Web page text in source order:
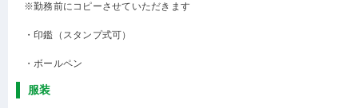
※勤務前にコピーさせていただきます
・印鑑（スタンプ式可）
・ボールペン
服装